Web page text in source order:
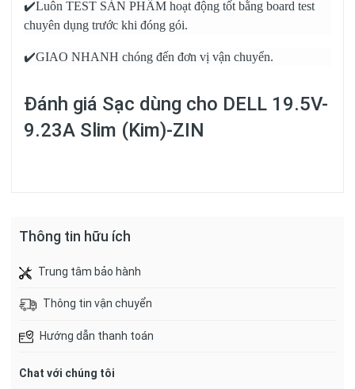
✔️Luôn TEST SẢN PHẨM hoạt động tốt bằng board test
chuyên dụng trước khi đóng gói.
✔️GIAO NHANH chóng đến đơn vị vận chuyển.
Đánh giá Sạc dùng cho DELL 19.5V-
9.23A Slim (Kim)-ZIN
Thông tin hữu ích
Trung tâm bảo hành
Thông tin vận chuyển
Hướng dẫn thanh toán
Chat với chúng tôi